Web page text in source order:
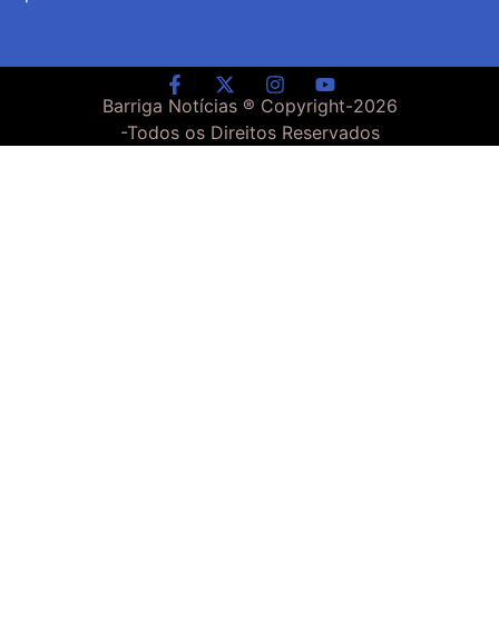
Barriga Notícias ® Copyright-2026
-Todos os Direitos Reservados